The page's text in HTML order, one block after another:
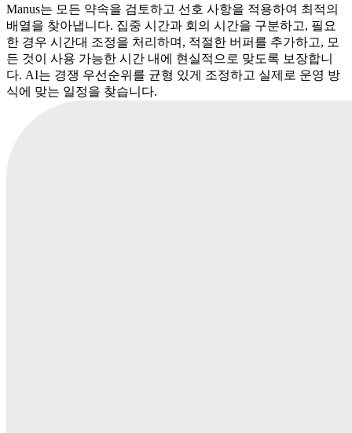
Manus는 모든 약속을 검토하고 선호 사항을 적용하여 최적의
배열을 찾아냅니다. 집중 시간과 회의 시간을 구분하고, 필요
한 경우 시간대 조정을 처리하며, 적절한 버퍼를 추가하고, 모
든 것이 사용 가능한 시간 내에 현실적으로 맞도록 보장합니
다. AI는 경쟁 우선순위를 균형 있게 조정하고 실제로 운영 방
식에 맞는 일정을 찾습니다.